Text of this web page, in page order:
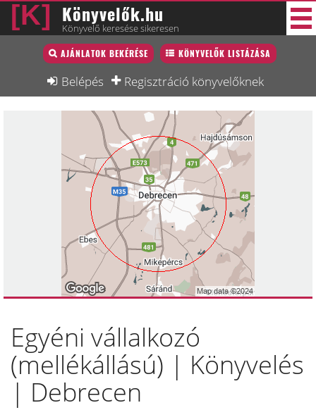
Könyvelők.hu
Könyvelő keresése sikeresen
AJÁNLATOK BEKÉRÉSE KÖNYVELŐK LISTÁZÁSA
Belépés Regisztráció könyvelőknek
Könyvelő lista
Könyvelési munkák
Egyéni vállalkozó
(mellékállású) | Könyvelés
| Debrecen